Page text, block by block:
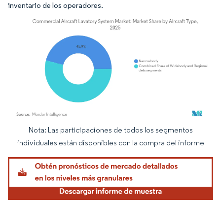
inventario de los operadores.
Imagen © Mordor Intelligence. El uso requiere atribución según CC BY 4.0.
Nota: Las participaciones de todos los segmentos
individuales están disponibles con la compra del informe